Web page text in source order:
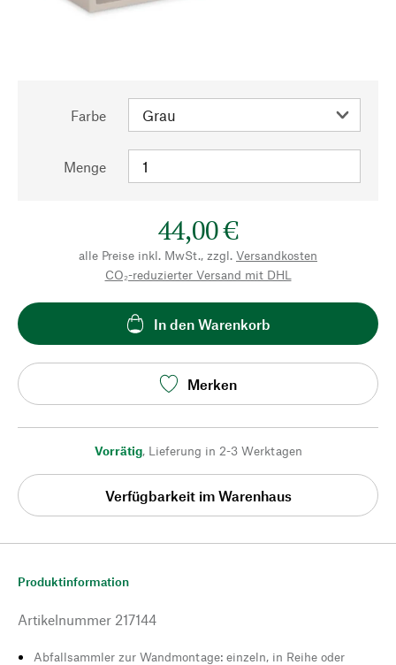
Farbe
Menge
44,00 €
alle Preise inkl. MwSt., zzgl. Versandkosten
CO₂-reduzierter Versand mit DHL
In den Warenkorb
Merken
Vorrätig, Lieferung in 2-3 Werktagen
Verfügbarkeit im Warenhaus
Produktinformation
Artikelnummer 217144
Abfallsammler zur Wandmontage: einzeln, in Reihe oder